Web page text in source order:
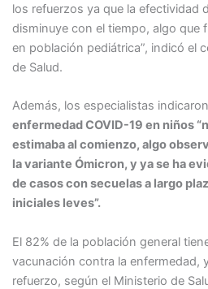
los refuerzos ya que la efectividad
disminuye con el tiempo, algo que
en población pediátrica”, indicó el
de Salud.
Además, los especialistas
enfermedad COVID-19 en niños
estimaba al comienzo, algo
la variante Ómicron, y ya se ha
de casos con secuelas a largo
iniciales leves”.
El 82% de la población general
vacunación contra la enfermedad,
refuerzo, según el Ministerio de